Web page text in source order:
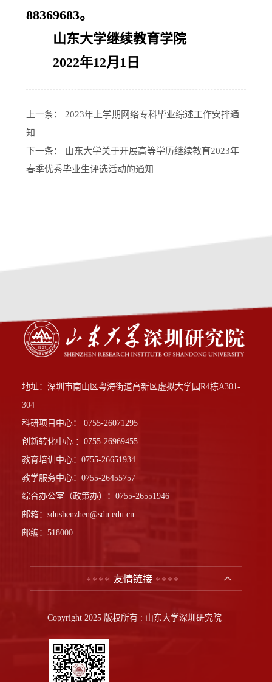
88369683。
山东大学继续教育学院
2022年12月1日
上一条： 2023年上学期网络专科毕业综述工作安排通
知
下一条： 山东大学关于开展高等学历继续教育2023年
春季优秀毕业生评选活动的通知
地址：深圳市南山区粤海街道高新区虚拟大学园R4栋A301-
304
科研项目中心： 0755-26071295
创新转化中心 ：0755-26969455
教育培训中心：0755-26651934
教学服务中心：0755-26455757
综合办公室（政策办）：0755-26551946
邮箱：sdushenzhen@sdu.edu.cn
邮编：518000
友情链接
Copyright 2025 版权所有 : 山东大学深圳研究院